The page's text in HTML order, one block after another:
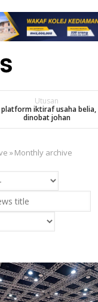
Utusan
iktiraf usaha belia,
dinobat johan
»Monthly archive